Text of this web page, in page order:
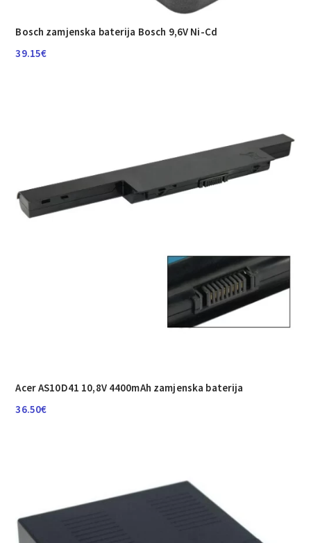
Bosch zamjenska baterija Bosch 9,6V Ni-Cd
39.15€
Acer AS10D41 10,8V 4400mAh zamjenska baterija
36.50€